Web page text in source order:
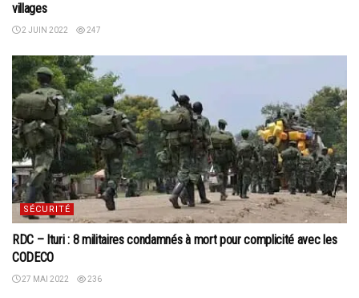
villages
2 JUIN 2022 247
SÉCURITÉ
RDC – Ituri : 8 militaires condamnés à mort pour complicité avec les
CODECO
27 MAI 2022 236